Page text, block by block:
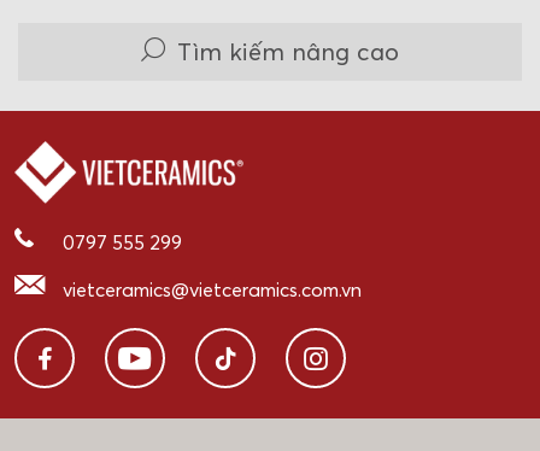
Tìm kiếm nâng cao
0797 555 299
vietceramics@vietceramics.com.vn